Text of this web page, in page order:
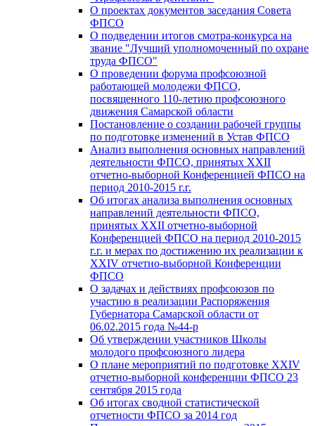
О проектах документов заседания Совета
ФПСО
О подведении итогов смотра-конкурса на
звание "Лучший уполномоченный по охране
труда ФПСО"
О проведении форума профсоюзной
работающей молодежи ФПСО,
посвященного 110-летию профсоюзного
движения Самарской области
Постановление о создании рабочей группы
по подготовке изменений в Устав ФПСО
Анализ выполнения основных направлений
деятельности ФПСО, принятых XXII
отчетно-выборной Конференцией ФПСО на
период 2010-2015 г.г.
Об итогах анализа выполнения основных
направлений деятельности ФПСО,
принятых XXII отчетно-выборной
Конференцией ФПСО на период 2010-2015
г.г. и мерах по достижению их реализации к
XXIV отчетно-выборной Конференции
ФПСО
О задачах и действиях профсоюзов по
участию в реализации Распоряжения
Губернатора Самарской области от
06.02.2015 года №44-р
Об утверждении участников Школы
молодого профсоюзного лидера
О плане мероприятий по подготовке XXIV
отчетно-выборной конференции ФПСО 23
сентября 2015 года
Об итогах сводной статистической
отчетности ФПСО за 2014 год